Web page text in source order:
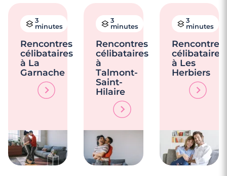
3
minutes
Rencontres
célibataires
à La
Garnache
3
minutes
Rencontres
célibataires
à
Talmont-
Saint-
Hilaire
3
minutes
Rencontres
célibataires
à Les
Herbiers